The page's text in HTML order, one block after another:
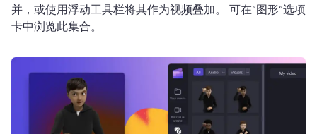
并，或使用浮动工具栏将其作为视频叠加。 可在“图形”选项
卡中浏览此集合。